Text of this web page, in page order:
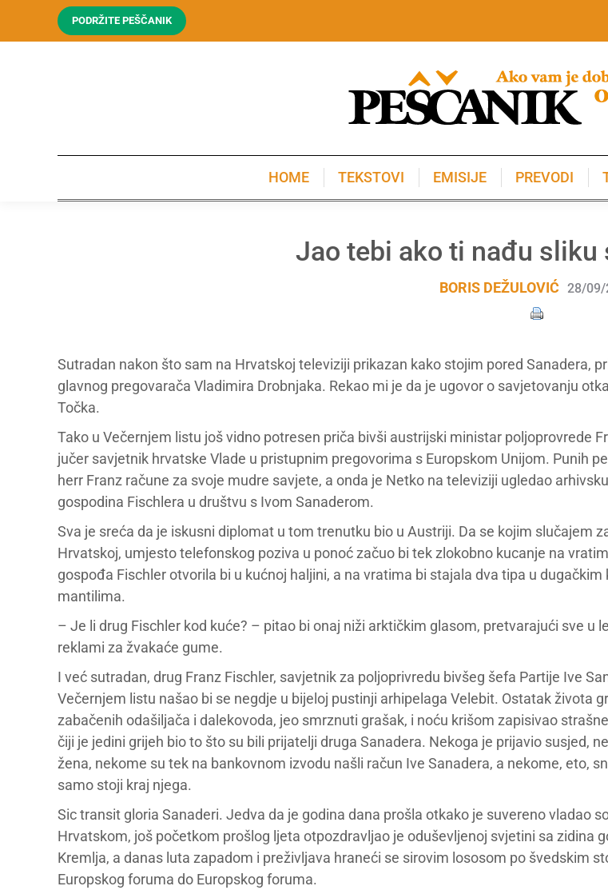
PODRŽITE PEŠČANIK
HOME TEKSTOVI EMISIJE PREVODI
Jao tebi ako ti nađu sliku
BORIS DEŽULOVIĆ 28/09/
Sutradan nakon što sam na Hrvatskoj televiziji prikazan kako stojim pored Sanadera,
glavnog pregovarača Vladimira Drobnjaka. Rekao mi je da je ugovor o savjetovanju
Točka.
Tako u Večernjem listu još vidno potresen priča bivši austrijski ministar poljoprovrede
jučer savjetnik hrvatske Vlade u pristupnim pregovorima s Europskom Unijom. Punih
herr Franz račune za svoje mudre savjete, a onda je Netko na televiziji ugledao
gospodina Fischlera u društvu s Ivom Sanaderom.
Sva je sreća da je iskusni diplomat u tom trenutku bio u Austriji. Da se kojim slučajem
Hrvatskoj, umjesto telefonskog poziva u ponoć začuo bi tek zlokobno kucanje na
gospođa Fischler otvorila bi u kućnoj haljini, a na vratima bi stajala dva tipa u dugačkim
mantilima.
– Je li drug Fischler kod kuće? – pitao bi onaj niži arktičkim glasom, pretvarajući sve u
reklami za žvakaće gume.
I već sutradan, drug Franz Fischler, savjetnik za poljoprivredu bivšeg šefa Partije Ive
Večernjem listu našao bi se negdje u bijeloj pustinji arhipelaga Velebit. Ostatak života
zabačenih odašiljača i dalekovoda, jeo smrznuti grašak, i noću krišom zapisivao
čiji je jedini grijeh bio to što su bili prijatelji druga Sanadera. Nekoga je prijavio susjed,
žena, nekome su tek na bankovnom izvodu našli račun Ive Sanadera, a nekome, eto,
samo stoji kraj njega.
Sic transit gloria Sanaderi. Jedva da je godina dana prošla otkako je suvereno vladao
Hrvatskom, još početkom prošlog ljeta otpozdravljao je oduševljenoj svjetini sa zidina
Kremlja, a danas luta zapadom i preživljava hraneći se sirovim lososom po švedskim
Europskog foruma do Europskog foruma.